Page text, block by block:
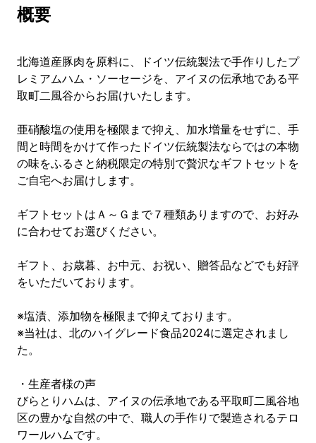
概要
北海道産豚肉を原料に、ドイツ伝統製法で手作りしたプ
レミアムハム・ソーセージを、アイヌの伝承地である平
取町二風谷からお届けいたします。
亜硝酸塩の使用を極限まで抑え、加水増量をせずに、手
間と時間をかけて作ったドイツ伝統製法ならではの本物
の味をふるさと納税限定の特別で贅沢なギフトセットを
ご自宅へお届けします。
ギフトセットはＡ～Ｇまで７種類ありますので、お好み
に合わせてお選びください。
ギフト、お歳暮、お中元、お祝い、贈答品などでも好評
をいただいております。
※塩漬、添加物を極限まで抑えております。
※当社は、北のハイグレード食品2024に選定されまし
た。
・生産者様の声
びらとりハムは、アイヌの伝承地である平取町二風谷地
区の豊かな自然の中で、職人の手作りで製造されるテロ
ワールハムです。